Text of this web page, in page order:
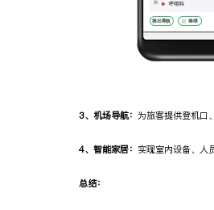
3、机场导航： 为旅客提供登机口
4、智能家居： 实现室内设备、人
总结：